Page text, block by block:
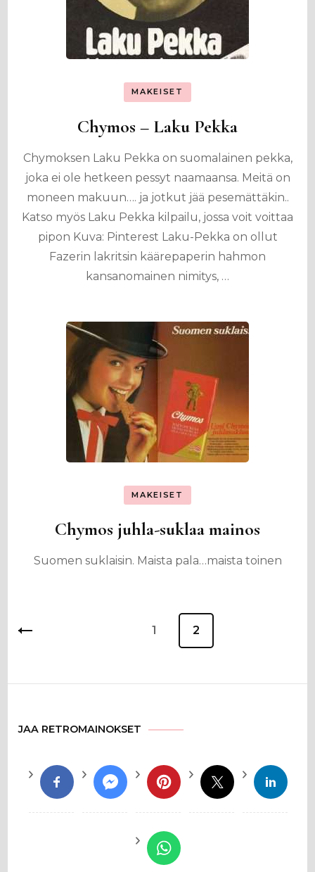
MAKEISET
Chymos – Laku Pekka
Chymoksen Laku Pekka on suomalainen pekka,
joka ei ole hetkeen pessyt naamaansa. Meitä on
moneen makuun…. ja jotkut jää pesemättäkin..
Katso myös Laku Pekka kilpailu, jossa voit voittaa
pipon Kuva: Pinterest Laku-Pekka on ollut
Fazerin lakritsin käärepaperin hahmon
kansanomainen nimitys, …
MAKEISET
Chymos juhla-suklaa mainos
Suomen suklaisin. Maista pala…maista toinen
Sivu
1 Sivu
2
JAA RETROMAINOKSET